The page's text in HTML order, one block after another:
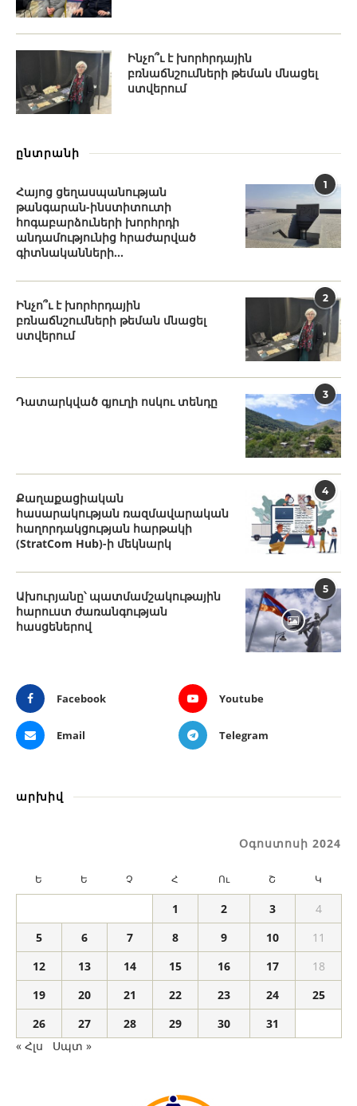
Ինչո՞ւ է խորհրդային
բռնաճնշումների թեման մնացել
ստվերում
ընտրանի
1
Հայոց ցեղասպանության
թանգարան-ինստիտուտի
հոգաբարձուների խորհրդի
անդամությունից հրաժարված
գիտնականների...
2
Ինչո՞ւ է խորհրդային
բռնաճնշումների թեման մնացել
ստվերում
3
Դատարկված գյուղի ոսկու տենդը
4
Քաղաքացիական
հասարակության ռազմավարական
հաղորդակցության հարթակի
(StratCom Hub)-ի մեկնարկ
5
Ախուրյանը՝ պատմամշակութային
հարուստ ժառանգության
հասցեներով
Facebook Youtube
Email Telegram
արխիվ
Օգոստոսի 2024
Ե Ե Չ Հ Ու Շ Կ
1 2 3
4
5
6 7 8 9 10
11
12
13 14 15 16 17
18
19
20 21 22 23 24
25
26
27 28 29 30
31
« Հլս
Սպտ »